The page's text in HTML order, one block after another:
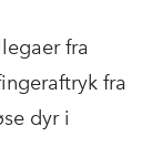
fra
fra
dyr i